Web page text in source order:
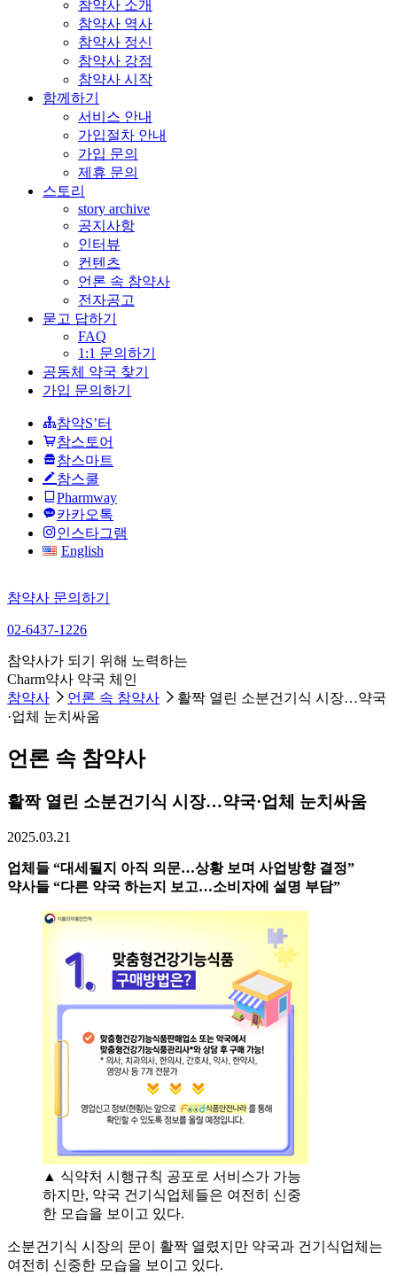
참약사 소개
참약사 역사
참약사 정신
참약사 강점
참약사 시작
함께하기
서비스 안내
가입절차 안내
가입 문의
제휴 문의
스토리
story archive
공지사항
인터뷰
컨텐츠
언론 속 참약사
전자공고
묻고 답하기
FAQ
1:1 문의하기
공동체 약국 찾기
가입 문의하기
참약S’터
참스토어
참스마트
참스쿨
Pharmway
카카오톡
인스타그램
English
참약사 문의하기
02-6437-1226
참약사가 되기 위해 노력하는
Charm약사 약국 체인
참약사
언론 속 참약사
활짝 열린 소분건기식 시장…약국
·업체 눈치싸움
언론 속 참약사
활짝 열린 소분건기식 시장…약국·업체 눈치싸움
2025.03.21
업체들 “대세될지 아직 의문…상황 보며 사업방향 결정”
약사들 “다른 약국 하는지 보고…소비자에 설명 부담”
▲ 식약처 시행규칙 공포로 서비스가 가능
하지만, 약국 건기식업체들은 여전히 신중
한 모습을 보이고 있다.
소분건기식 시장의 문이 활짝 열렸지만 약국과 건기식업체는
여전히 신중한 모습을 보이고 있다.